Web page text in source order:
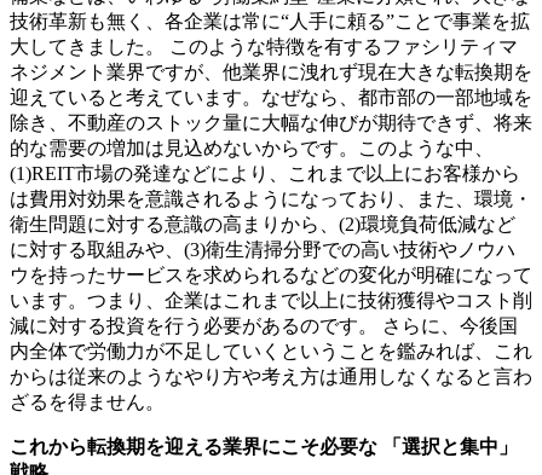
技術革新も無く、各企業は常に“人手に頼る”ことで事業を拡
大してきました。 このような特徴を有するファシリティマ
ネジメント業界ですが、他業界に洩れず現在大きな転換期を
迎えていると考えています。なぜなら、都市部の一部地域を
除き、不動産のストック量に大幅な伸びが期待できず、将来
的な需要の増加は見込めないからです。このような中、
(1)REIT市場の発達などにより、これまで以上にお客様から
は費用対効果を意識されるようになっており、また、環境・
衛生問題に対する意識の高まりから、(2)環境負荷低減など
に対する取組みや、(3)衛生清掃分野での高い技術やノウハ
ウを持ったサービスを求められるなどの変化が明確になって
います。つまり、企業はこれまで以上に技術獲得やコスト削
減に対する投資を行う必要があるのです。 さらに、今後国
内全体で労働力が不足していくということを鑑みれば、これ
からは従来のようなやり方や考え方は通用しなくなると言わ
ざるを得ません。
これから転換期を迎える業界にこそ必要な 「選択と集中」